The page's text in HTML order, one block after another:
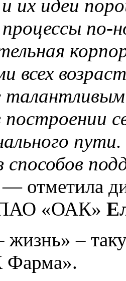
их идеи
по-
всех
способов
— отметила
ПАО «ОАК»
жизнь» –